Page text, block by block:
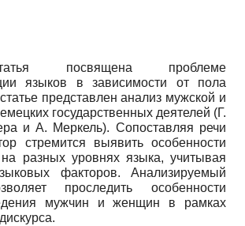
посвящена проблеме
языков в зависимости от пола
представлен анализ мужской и
государственных деятелей (Г.
и А. Меркель). Сопоставляя речи
стремится выявить особенности
разных уровнях языка, учитывая
факторов. Анализируемый
проследить особенности
мужчин и женщин в рамках